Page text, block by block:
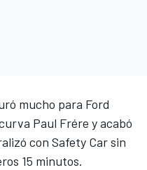
mucho para Ford
Paul Frére y acabó
con Safety Car sin
15 minutos.